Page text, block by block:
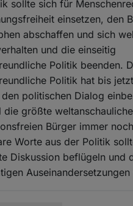
sollte sich für
einsetzen, den
abschaffen und sich
und die einseitig
Politik beenden.
Politik hat bis
politischen Dialog
die größte
Bürger immer
Worte aus der Politik
Diskussion beflügeln und